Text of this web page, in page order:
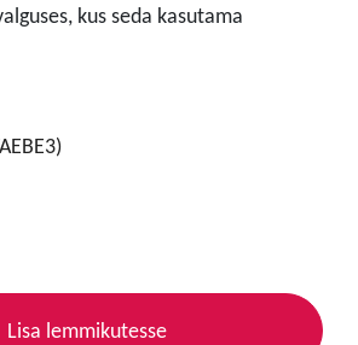
kus seda kasutama
Lisa lemmikutesse